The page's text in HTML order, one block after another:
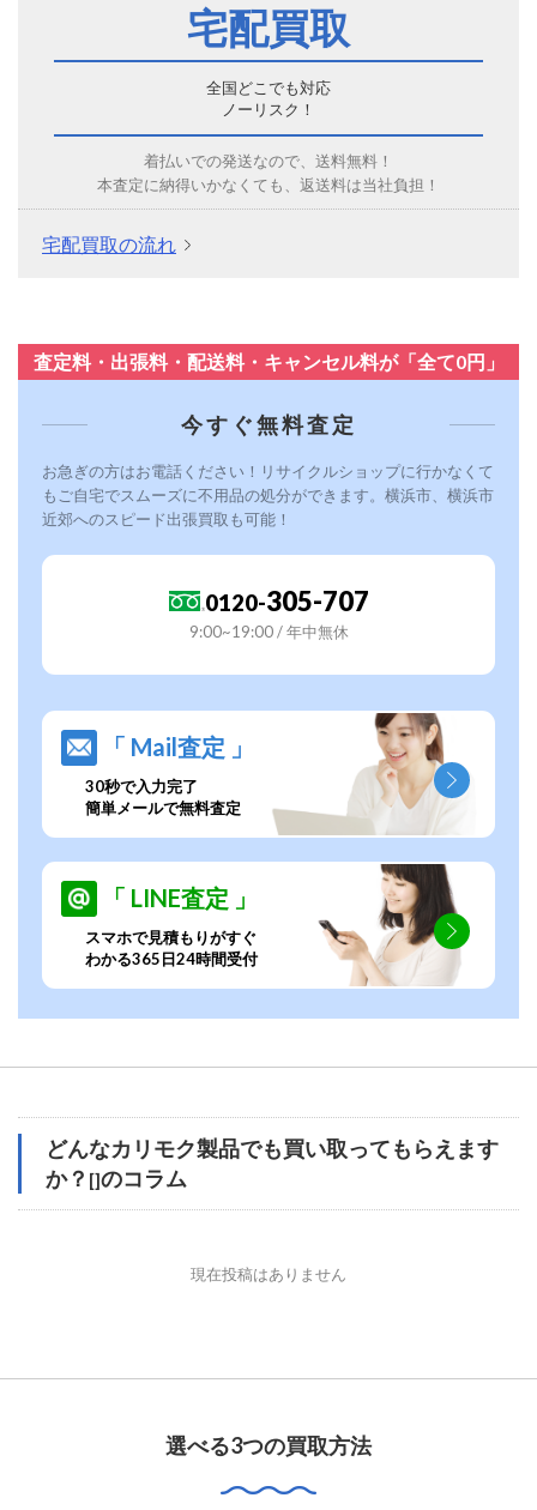
宅配買取
全国どこでも対応
ノーリスク！
着払いでの発送なので、送料無料！
本査定に納得いかなくても、返送料は当社負担！
宅配買取の流れ
査定料・出張料・配送料・キャンセル料が「全て0円」
今すぐ無料査定
お急ぎの方はお電話ください！リサイクルショップに行かなくて
もご自宅でスムーズに不用品の処分ができます。横浜市、横浜市
近郊へのスピード出張買取も可能！
0120-305-707
9:00~19:00 / 年中無休
「 Mail査定 」
30秒で入力完了
簡単メールで無料査定
「 LINE査定 」
スマホで見積もりがすぐ
わかる365日24時間受付
どんなカリモク製品でも買い取ってもらえます
か？ []のコラム
現在投稿はありません
選べる3つの買取方法